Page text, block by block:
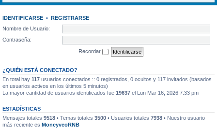
IDENTIFICARSE • REGISTRARSE
Nombre de Usuario:
Contraseña:
Recordar
¿QUIÉN ESTÁ CONECTADO?
En total hay 117 usuarios conectados :: 0 registrados, 0 ocultos y 117 invitados (basados
en usuarios activos en los últimos 5 minutos)
La mayor cantidad de usuarios identificados fue 19637 el Lun Mar 16, 2026 7:33 pm
ESTADÍSTICAS
Mensajes totales 9518 • Temas totales 3500 • Usuarios totales 7938 • Nuestro usuario
más reciente es MoneyveoRNB